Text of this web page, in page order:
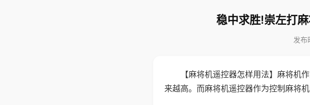
稳中求胜!崇左打
发布
【麻将机遥控器怎样用法】麻将机
来越高。而麻将机遥控器作为控制麻将